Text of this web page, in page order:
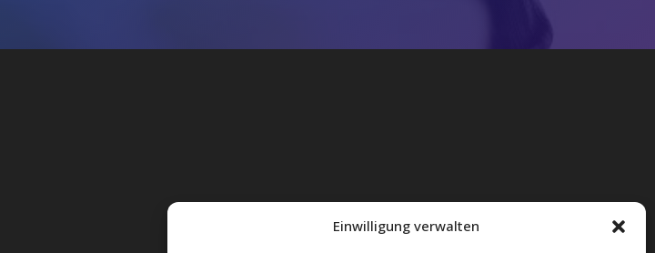
Einwilligung verwalten